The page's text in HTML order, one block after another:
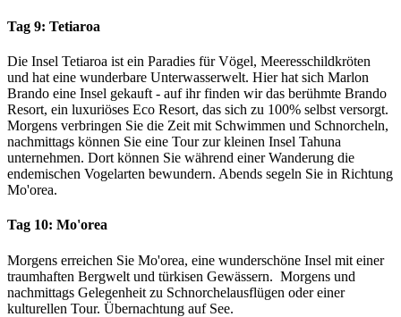
Tag 9: Tetiaroa
Die Insel Tetiaroa ist ein Paradies für Vögel, Meeresschildkröten
und hat eine wunderbare Unterwasserwelt. Hier hat sich Marlon
Brando eine Insel gekauft - auf ihr finden wir das berühmte Brando
Resort, ein luxuriöses Eco Resort, das sich zu 100% selbst versorgt.
Morgens verbringen Sie die Zeit mit Schwimmen und Schnorcheln,
nachmittags können Sie eine Tour zur kleinen Insel Tahuna
unternehmen. Dort können Sie während einer Wanderung die
endemischen Vogelarten bewundern. Abends segeln Sie in Richtung
Mo'orea.
Tag 10: Mo'orea
Morgens erreichen Sie Mo'orea, eine wunderschöne Insel mit einer
traumhaften Bergwelt und türkisen Gewässern. Morgens und
nachmittags Gelegenheit zu Schnorchelausflügen oder einer
kulturellen Tour. Übernachtung auf See.